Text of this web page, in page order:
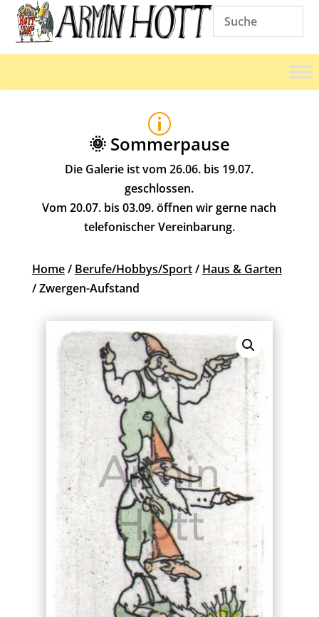
p
🌞 Sommerpause
Die Galerie ist vom 26.06. bis 19.07.
geschlossen.
Vom 20.07. bis 03.09. öffnen wir gerne nach
telefonischer Vereinbarung.
Home/ Berufe/Hobbys/Sport/ Haus & Garten
/ Zwergen-Aufstand